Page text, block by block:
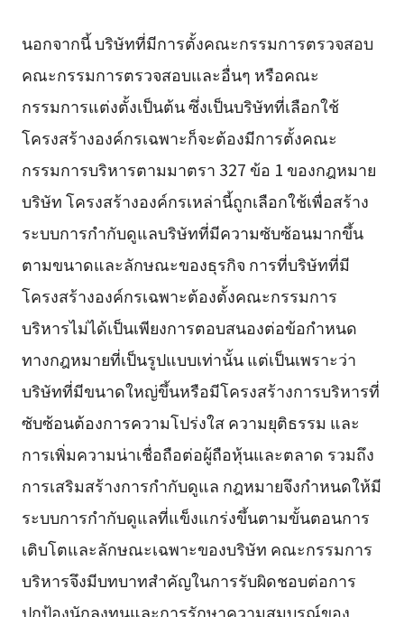
นอกจากนี้ บริษัทที่มีการตั้งคณะกรรมการตรวจสอบ
คณะกรรมการตรวจสอบและอื่นๆ หรือคณะ
กรรมการแต่งตั้งเป็นต้น ซึ่งเป็นบริษัทที่เลือกใช้
โครงสร้างองค์กรเฉพาะก็จะต้องมีการตั้งคณะ
กรรมการบริหารตามมาตรา 327 ข้อ 1 ของกฎหมาย
บริษัท โครงสร้างองค์กรเหล่านี้ถูกเลือกใช้เพื่อสร้าง
ระบบการกำกับดูแลบริษัทที่มีความซับซ้อนมากขึ้น
ตามขนาดและลักษณะของธุรกิจ การที่บริษัทที่มี
โครงสร้างองค์กรเฉพาะต้องตั้งคณะกรรมการ
บริหารไม่ได้เป็นเพียงการตอบสนองต่อข้อกำหนด
ทางกฎหมายที่เป็นรูปแบบเท่านั้น แต่เป็นเพราะว่า
บริษัทที่มีขนาดใหญ่ขึ้นหรือมีโครงสร้างการบริหารที่
ซับซ้อนต้องการความโปร่งใส ความยุติธรรม และ
การเพิ่มความน่าเชื่อถือต่อผู้ถือหุ้นและตลาด รวมถึง
การเสริมสร้างการกำกับดูแล กฎหมายจึงกำหนดให้มี
ระบบการกำกับดูแลที่แข็งแกร่งขึ้นตามขั้นตอนการ
เติบโตและลักษณะเฉพาะของบริษัท คณะกรรมการ
บริหารจึงมีบทบาทสำคัญในการรับผิดชอบต่อการ
ปกป้องนักลงทุนและการรักษาความสมบูรณ์ของ